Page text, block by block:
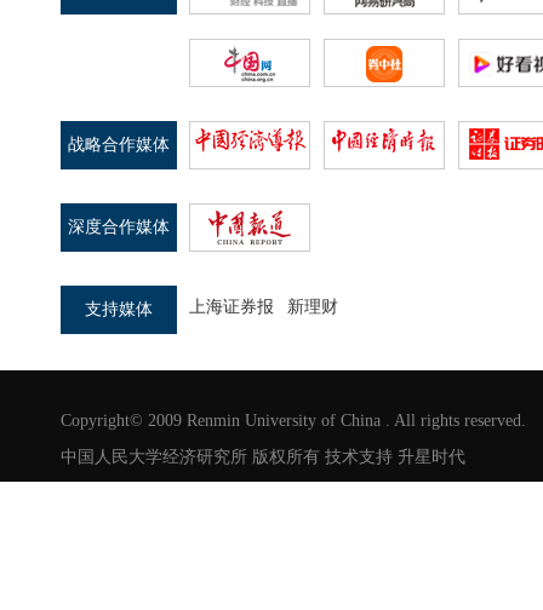
战略合作媒体
深度合作媒体
支持媒体 上海证券报 新理财
Copyright© 2009 Renmin University of China . All rights reserved.
中国人民大学经济研究所 版权所有 技术支持 升星时代